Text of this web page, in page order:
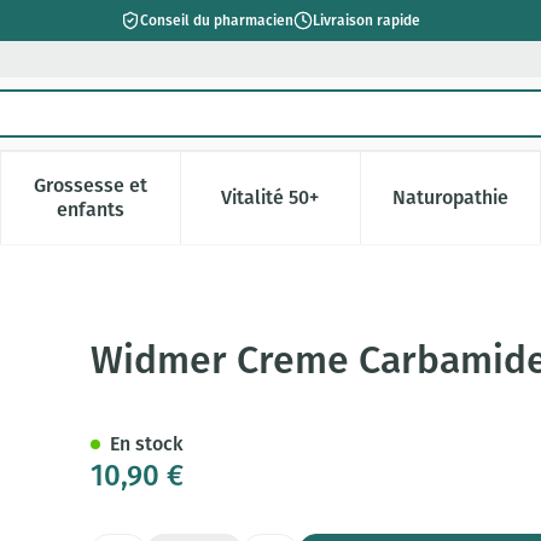
Conseil du pharmacien Livraison rapide
Beauté, soins et hygiène
menu pour la catégorie Régime, alimentation &
Grossesse et
enfantsAfficher le sous-menu pour la catégorie Grossesse
Vitalité 50+Afficher le sous-menu pour la
Naturopathie
Afficher le
parf 50ml
Widmer Creme
10,90 €
En stock